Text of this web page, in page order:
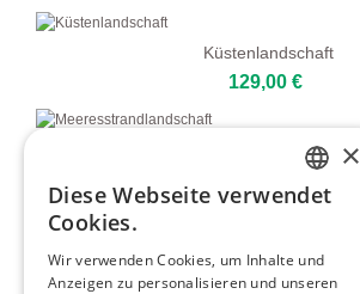
Küstenlandschaft
129,00 €
Meeresstrandlandschaft
80,00 €
ENGLISH
GERMAN
×
Diese Webseite verwendet
Cookies.
Wir verwenden Cookies, um Inhalte und
Anzeigen zu personalisieren und unseren